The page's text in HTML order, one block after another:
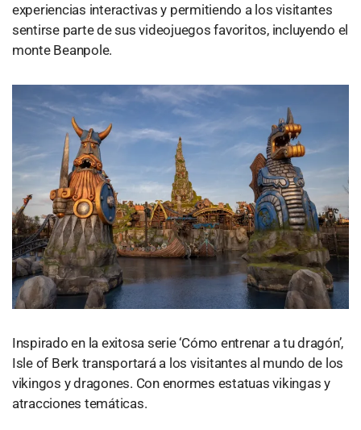
experiencias interactivas y permitiendo a los visitantes
sentirse parte de sus videojuegos favoritos, incluyendo el
monte Beanpole.
Inspirado en la exitosa serie ‘Cómo entrenar a tu dragón’,
Isle of Berk transportará a los visitantes al mundo de los
vikingos y dragones. Con enormes estatuas vikingas y
atracciones temáticas.